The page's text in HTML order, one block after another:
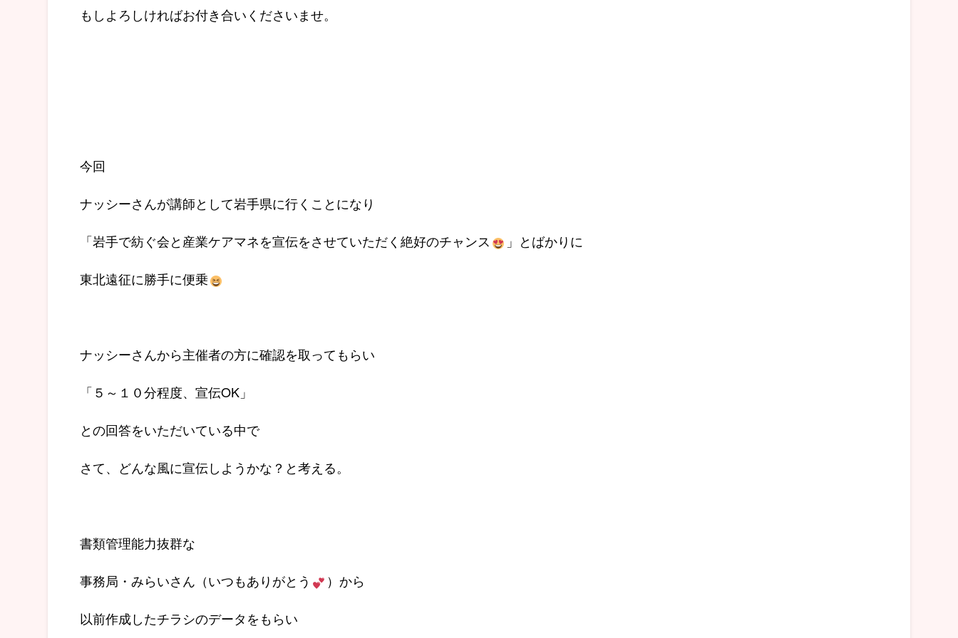
もしよろしければお付き合いくださいませ。
今回
ナッシーさんが講師として岩手県に行くことになり
「岩手で紡ぐ会と産業ケアマネを宣伝をさせていただく絶好のチャンス 」とばかりに
東北遠征に勝手に便乗
ナッシーさんから主催者の方に確認を取ってもらい
「５～１０分程度、宣伝OK」
との回答をいただいている中で
さて、どんな風に宣伝しようかな？と考える。
書類管理能力抜群な
事務局・みらいさん（いつもありがとう ）から
以前作成したチラシのデータをもらい